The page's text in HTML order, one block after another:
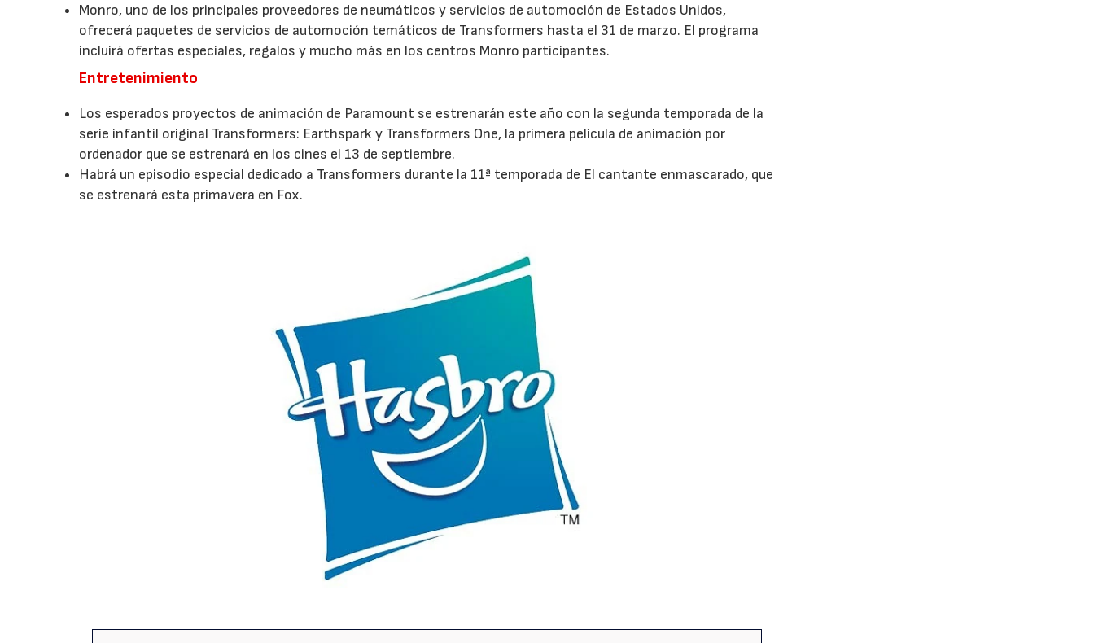
Monro, uno de los principales proveedores de neumáticos y servicios de automoción de Estados Unidos,
ofrecerá paquetes de servicios de automoción temáticos de Transformers hasta el 31 de marzo. El programa
incluirá ofertas especiales, regalos y mucho más en los centros Monro participantes.
Entretenimiento
Los esperados proyectos de animación de Paramount se estrenarán este año con la segunda temporada de la
serie infantil original Transformers: Earthspark y Transformers One, la primera película de animación por
ordenador que se estrenará en los cines el 13 de septiembre.
Habrá un episodio especial dedicado a Transformers durante la 11ª temporada de El cantante enmascarado, que
se estrenará esta primavera en Fox.